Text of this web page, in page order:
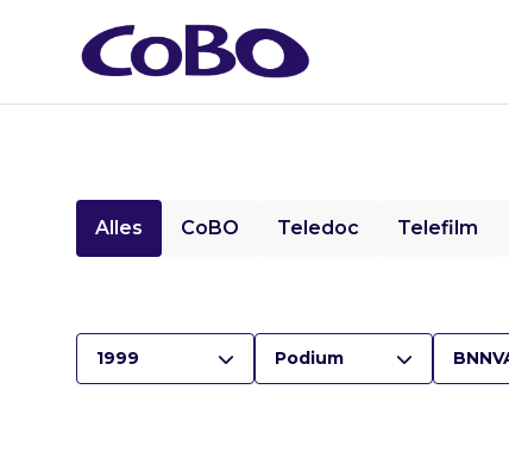
Alles CoBO Teledoc Telefilm
1999 Podium